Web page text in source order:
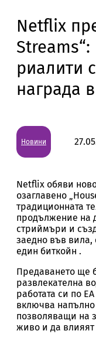
Netflix
риалити
награда
Новини
Netflix обяви
озаглавено
традиционната
продължение на
стриймъри и
заедно във вила,
един биткойн .
Предаването ще
развлекателна
работата си по
включва
позволяващи на
живо и да влияят